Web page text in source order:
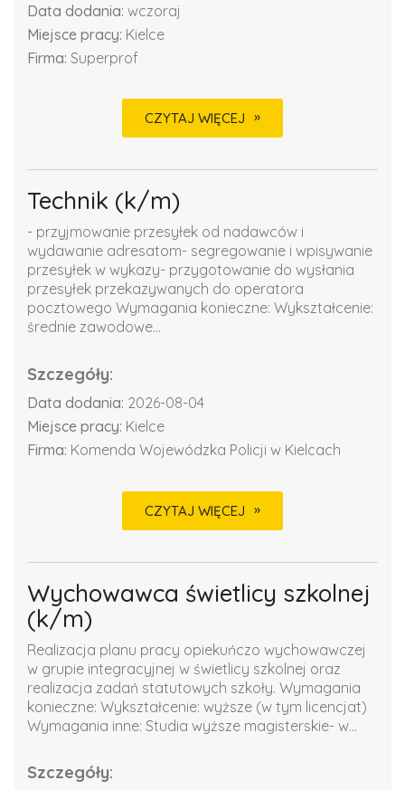
Data dodania: wczoraj
Miejsce pracy: Kielce
Firma: Superprof
CZYTAJ WIĘCEJ
Technik (k/m)
- przyjmowanie przesyłek od nadawców i
wydawanie adresatom- segregowanie i wpisywanie
przesyłek w wykazy- przygotowanie do wysłania
przesyłek przekazywanych do operatora
pocztowego Wymagania konieczne: Wykształcenie:
średnie zawodowe...
Szczegóły:
Data dodania: 2026-08-04
Miejsce pracy: Kielce
Firma: Komenda Wojewódzka Policji w Kielcach
CZYTAJ WIĘCEJ
Wychowawca świetlicy szkolnej
(k/m)
Realizacja planu pracy opiekuńczo wychowawczej
w grupie integracyjnej w świetlicy szkolnej oraz
realizacja zadań statutowych szkoły. Wymagania
konieczne: Wykształcenie: wyższe (w tym licencjat)
Wymagania inne: Studia wyższe magisterskie- w...
Szczegóły: